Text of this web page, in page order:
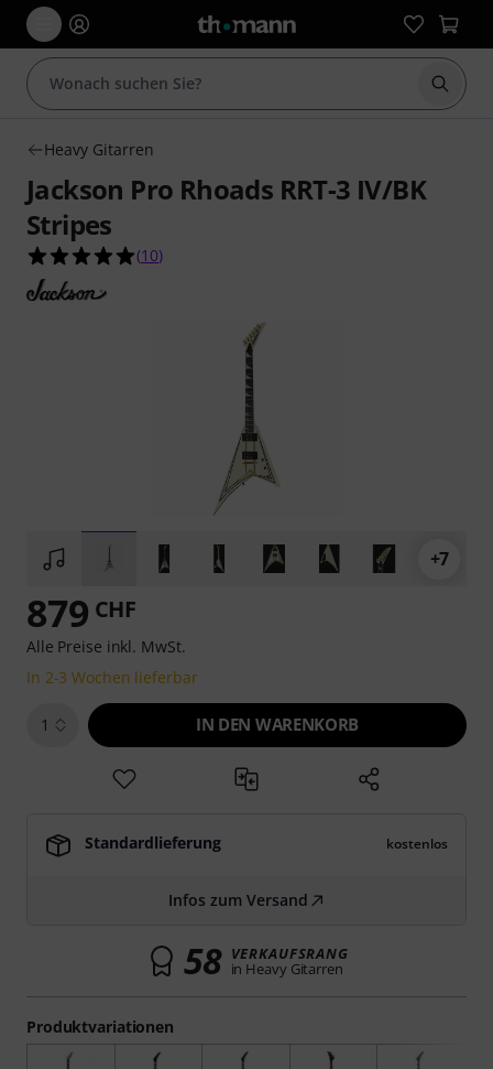
Suche
Heavy Gitarren
Jackson Pro Rhoads RRT-3 IV/BK
Stripes
5.0 von 5 Sternen aus 10 Kundenbewertungen
(10)
+7
Produktvariationen
879 CHF
Alle Preise inkl. MwSt.
In 2-3 Wochen lieferbar
1 IN DEN WARENKORB
Standardlieferung kostenlos
Infos zum Versand
58 VERKAUFSRANG
in Heavy Gitarren